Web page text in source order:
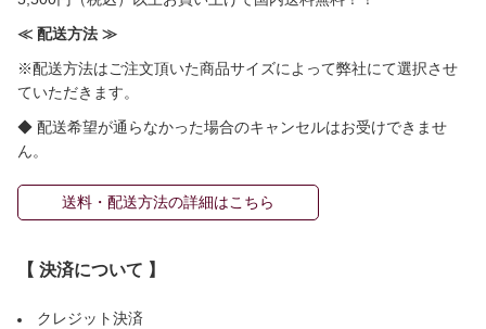
≪ 配送方法 ≫
※配送方法はご注文頂いた商品サイズによって弊社にて選択させ
ていただきます。
◆ 配送希望が通らなかった場合のキャンセルはお受けできませ
ん。
送料・配送方法の詳細はこちら
【 決済について 】
クレジット決済